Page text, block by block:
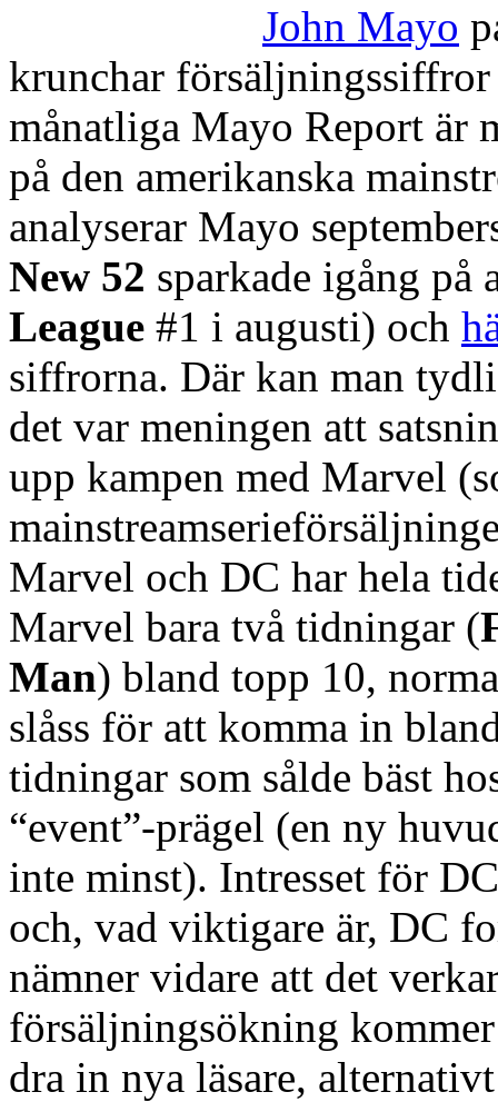
John Mayo
krunchar försäljningssiffror
månatliga Mayo Report är
på den amerikanska
analyserar Mayo
New 52 sparkade igång
League #1 i augusti) och
siffrorna. Där kan man
det var meningen att
upp kampen med Marvel
Marvel och DC har hela
Marvel bara två tidningar (
Man) bland topp 10,
slåss för att komma in
tidningar som sålde bäst
“event”-prägel (en ny
inte minst). Intresset för
och, vad viktigare är, DC
nämner vidare att det
försäljningsökning
dra in nya läsare,